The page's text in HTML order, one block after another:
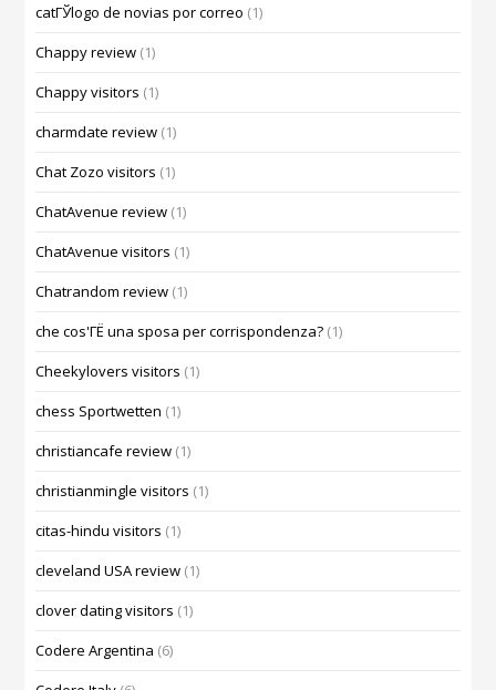
catГЎlogo de novias por correo (1)
Chappy review (1)
Chappy visitors (1)
charmdate review (1)
Chat Zozo visitors (1)
ChatAvenue review (1)
ChatAvenue visitors (1)
Chatrandom review (1)
che cos'ГЁ una sposa per corrispondenza? (1)
Cheekylovers visitors (1)
chess Sportwetten (1)
christiancafe review (1)
christianmingle visitors (1)
citas-hindu visitors (1)
cleveland USA review (1)
clover dating visitors (1)
Codere Argentina (6)